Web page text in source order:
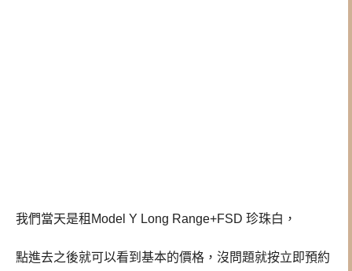
我們當天是租Model Y Long Range+FSD 珍珠白，
點進去之後就可以看到基本的價格，沒問題就按立即預約